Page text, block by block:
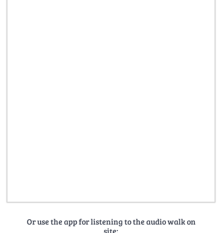
Or use the app for listening to the audio walk on
site: